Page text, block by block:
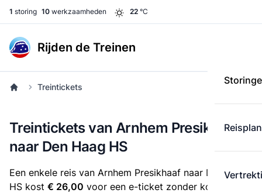
1 storing 10 werkzaamheden 22 °C
Rijden de Treinen
Treintickets
Treintickets van Arnhem Presikhaaf
naar Den Haag HS
Een enkele reis van Arnhem Presikhaaf naar Den Haag
HS kost € 26,00 voor een e-ticket zonder korting.